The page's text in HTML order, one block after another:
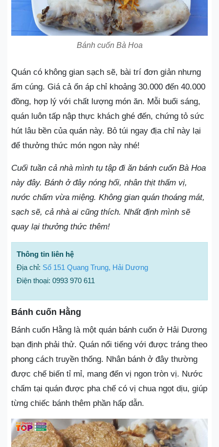
Bánh cuốn Bà Hoa
Quán có không gian sạch sẽ, bài trí đơn giản nhưng
ấm cúng. Giá cả ổn áp chỉ khoảng 30.000 đến 40.000
đồng, hợp lý với chất lượng món ăn. Mỗi buổi sáng,
quán luôn tấp nập thực khách ghé đến, chứng tỏ sức
hút lâu bền của quán này. Bỏ túi ngay địa chỉ này lại
để thưởng thức món ngon này nhé!
Cuối tuần cả nhà mình tụ tập đi ăn bánh cuốn Bà Hoa
này đây. Bánh ở đây nóng hổi, nhân thịt thấm vị,
nước chấm vừa miệng. Không gian quán thoáng mát,
sạch sẽ, cả nhà ai cũng thích. Nhất định mình sẽ
quay lại thưởng thức thêm!
Thông tin liên hệ
Địa chỉ: Số 151 Quang Trung, Hải Dương
Điện thoại: 0993 970 611
Bánh cuốn Hằng
Bánh cuốn Hằng là một quán bánh cuốn ở Hải Dương
bạn định phải thử. Quán nổi tiếng với được tráng theo
phong cách truyền thống. Nhân bánh ở đây thường
được chế biến tỉ mỉ, mang đến vị ngon tròn vị. Nước
chấm tại quán được pha chế có vị chua ngọt dịu, giúp
từng chiếc bánh thêm phần hấp dẫn.